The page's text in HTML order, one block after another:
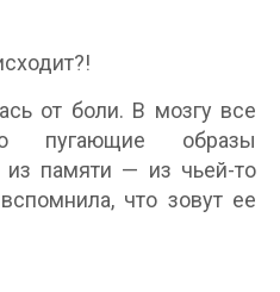
от боли. В мозгу все
пугающие образы
из памяти — из чьей-то
что зовут ее